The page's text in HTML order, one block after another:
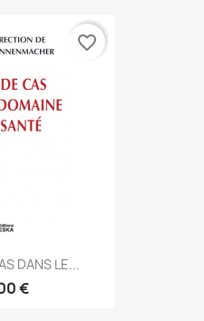
DANS LE...
€
favorite_border